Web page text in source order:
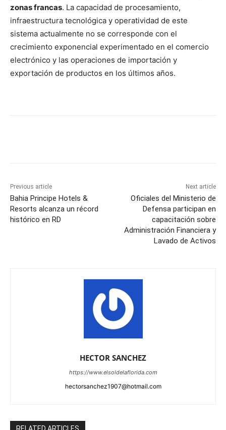
zonas francas. La capacidad de procesamiento,
infraestructura tecnológica y operatividad de este
sistema actualmente no se corresponde con el
crecimiento exponencial experimentado en el comercio
electrónico y las operaciones de importación y
exportación de productos en los últimos años.
Previous article
Bahia Principe Hotels &
Resorts alcanza un récord
histórico en RD
Next article
Oficiales del Ministerio de
Defensa participan en
capacitación sobre
Administración Financiera y
Lavado de Activos
HECTOR SANCHEZ
https://www.elsoldelaflorida.com
hectorsanchez1907@hotmail.com